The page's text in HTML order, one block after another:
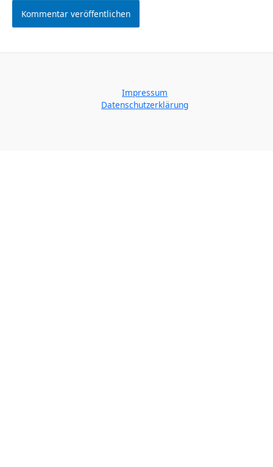
Impressum
Datenschutzerklärung